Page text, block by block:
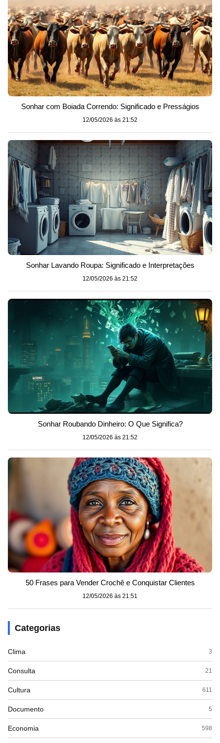
Sonhar com Boiada Correndo: Significado e Presságios
12/05/2026 às 21:52
Sonhar Lavando Roupa: Significado e Interpretações
12/05/2026 às 21:52
Sonhar Roubando Dinheiro: O Que Significa?
12/05/2026 às 21:52
50 Frases para Vender Crochê e Conquistar Clientes
12/05/2026 às 21:51
Categorias
Clima 3
Consulta 21
Cultura 611
Documento 5
Economia 598